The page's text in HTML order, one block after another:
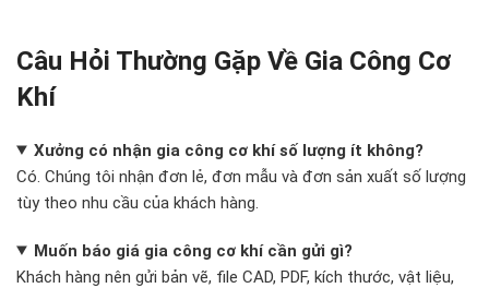
Câu Hỏi Thường Gặp Về Gia Công Cơ
Khí
Xưởng có nhận gia công cơ khí số lượng ít không?
Có. Chúng tôi nhận đơn lẻ, đơn mẫu và đơn sản xuất số lượng
tùy theo nhu cầu của khách hàng.
Muốn báo giá gia công cơ khí cần gửi gì?
Khách hàng nên gửi bản vẽ, file CAD, PDF, kích thước, vật liệu,